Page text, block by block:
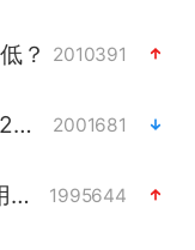
？ 2010391
陕西柞水县突发泥石流致1死2失联 2001681
“梅姨”已是老年人 死刑或适用受限 1995644